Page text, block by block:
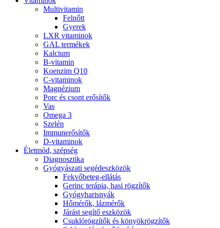
Multivitamin
Felnőtt
Gyerek
LXR vitaminok
GAL termékek
Kalcium
B-vitamin
Koenzim Q10
C-vitaminok
Magnézium
Porc és csont erősítők
Vas
Omega 3
Szelén
Immunerősítők
D-vitaminok
Életmód, szépség
Diagnosztika
Gyógyászati segédeszközök
Fekvőbeteg-ellátás
Gerinc terápia, hasi rögzítők
Gyógyharisnyák
Hőmérők, lázmérők
Járást segítő eszközök
Csuklórögzítők és könyökrögzítők